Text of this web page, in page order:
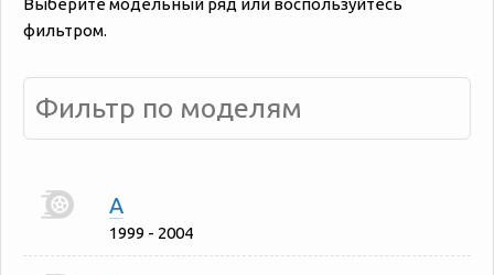
Выберите модельный ряд или воспользуйтесь
фильтром.
A
1999 - 2004